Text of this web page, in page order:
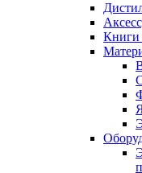
Книги